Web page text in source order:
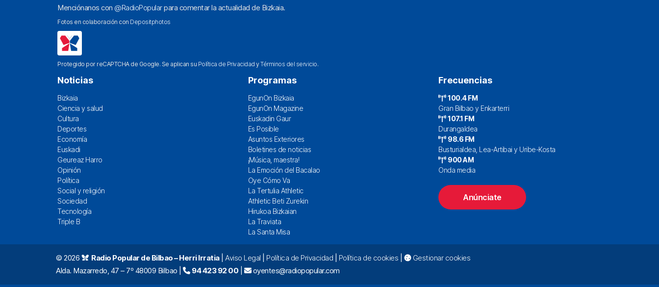
Menciónanos con @RadioPopularpara comentar la actualidad de Bizkaia.
Fotos en colaboración con Depositphotos
Protegido por reCAPTCHA de Google. Se aplican su Política de Privacidad yTérminos del servicio.
Noticias
Bizkaia
Ciencia y salud
Cultura
Deportes
Economía
Euskadi
Geureaz Harro
Opinión
Política
Social y religión
Sociedad
Tecnología
Triple B
Programas
EgunOn Bizkaia
EgunOn Magazine
Euskadin Gaur
Es Posible
Asuntos Exteriores
Boletines de noticias
¡Música, maestra!
La Emoción del Bacalao
Oye Cómo Va
La Tertulia Athletic
Athletic Beti Zurekin
Hirukoa Bizkaian
La Traviata
La Santa Misa
Frecuencias
100.4 FM
Gran Bilbao y Enkarterri
107.1 FM
Durangaldea
98.6 FM
Busturialdea, Lea-Artibai y Uribe-Kosta
900 AM
Onda media
Anúnciate
© 2026 Radio Popular de Bilbao – Herri Irratia| Aviso Legal Política de Privacidad Política de cookies
Gestionar cookies
Alda. Mazarredo, 47 – 7º 48009 Bilbao |
94 423 92 00 oyentes@radiopopular.com